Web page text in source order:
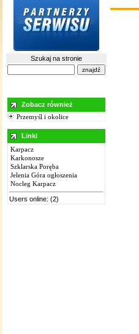
Szukaj na stronie
Zobacz również
Przemyśl i okolice
Linki
Karpacz
Karkonosze
Szklarska Poręba
Jelenia Góra ogłoszenia
Nocleg Karpacz
Users online: (2)